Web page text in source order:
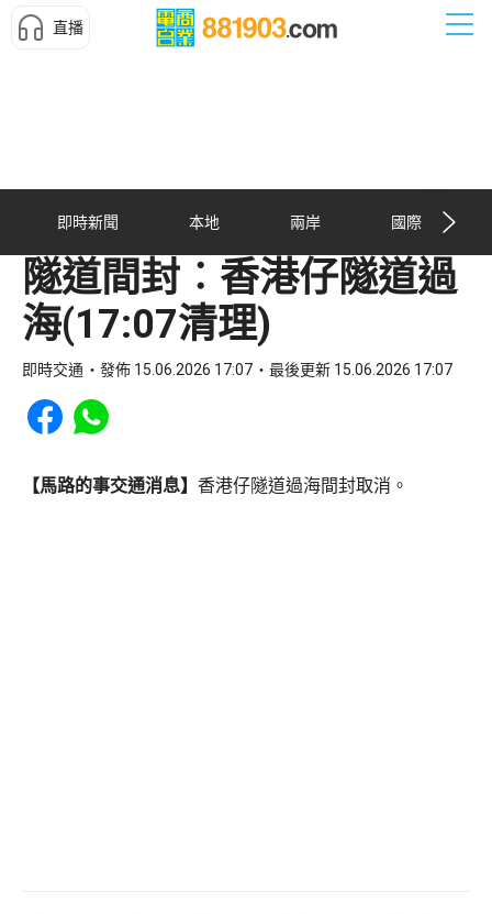
直播
即時新聞 本地 兩岸 國際
隧道間封︰香港仔隧道過
海(17:07清理)
即時交通 發佈 15.06.2026 17:07 最後更新 15.06.2026 17:07
Share to Facebook
Share to WhatsApp
【馬路的事交通消息】 香港仔隧道過海間封取消。